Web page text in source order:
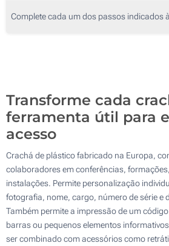
125
Complete cada um dos passos indicados
Transforme cada
ferramenta útil para
acesso
Crachá de plástico fabricado na Europa,
colaboradores em conferências,
instalações. Permite personalização
fotografia, nome, cargo, número de série e
Também permite a impressão de um
barras ou pequenos elementos
ser combinado com acessórios como